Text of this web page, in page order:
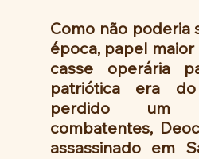
Como não poderia
época, papel
casse operária
patriótica era
perdido um
combatentes,
assassinado em